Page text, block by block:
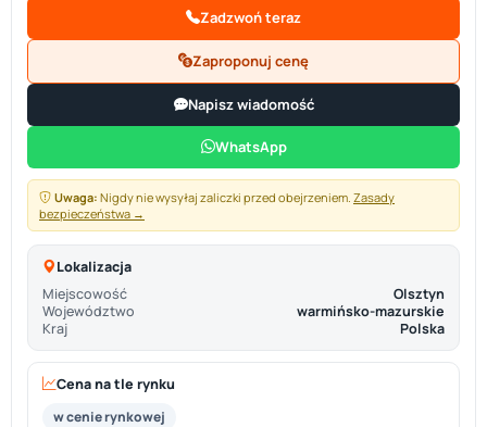
Zadzwoń teraz
Zaproponuj cenę
Napisz wiadomość
WhatsApp
Uwaga: Nigdy nie wysyłaj zaliczki przed obejrzeniem. Zasady
bezpieczeństwa →
Lokalizacja
Miejscowość
Olsztyn
Województwo
warmińsko-mazurskie
Kraj
Polska
Cena na tle rynku
w cenie rynkowej